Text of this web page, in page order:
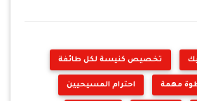
تخصيص كنيسة لكل طائفة
مهمة احترام المسيحيين